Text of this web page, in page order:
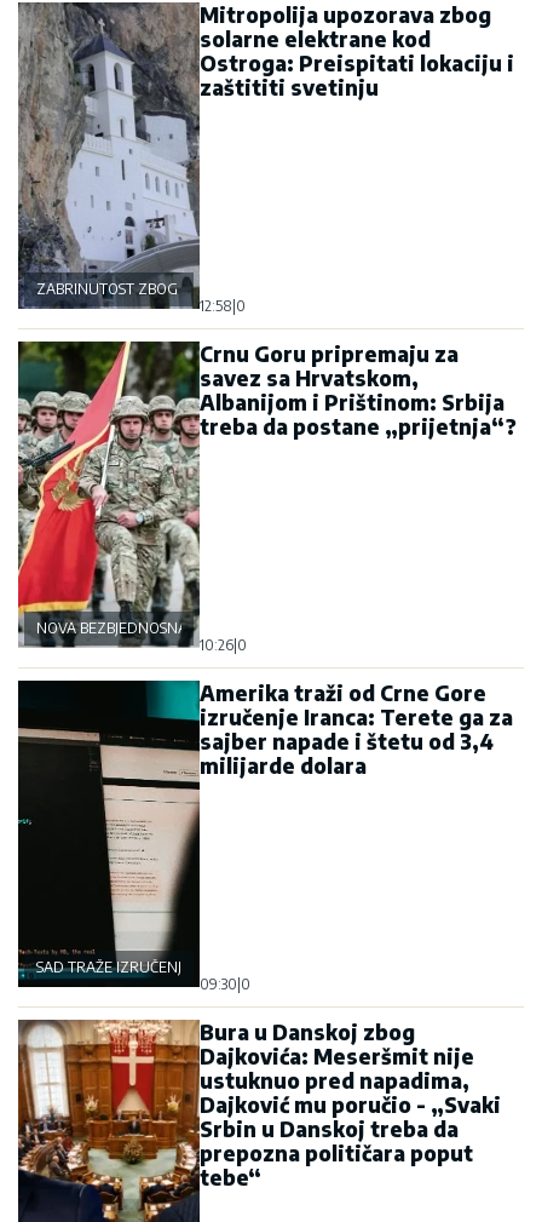
ZABRINUTOST ZBOG OSTROGA
Mitropolija upozorava zbog
solarne elektrane kod
Ostroga: Preispitati lokaciju i
zaštititi svetinju
12:58 0
NOVA BEZBJEDNOSNA OSOVINA
Crnu Goru pripremaju za
savez sa Hrvatskom,
Albanijom i Prištinom: Srbija
treba da postane „prijetnja“?
10:26 0
SAD TRAŽE IZRUČENJE
Amerika traži od Crne Gore
izručenje Iranca: Terete ga za
sajber napade i štetu od 3,4
milijarde dolara
09:30 0
Bura u Danskoj zbog
Dajkovića: Meseršmit nije
ustuknuo pred napadima,
Dajković mu poručio - „Svaki
Srbin u Danskoj treba da
prepozna političara poput
tebe“